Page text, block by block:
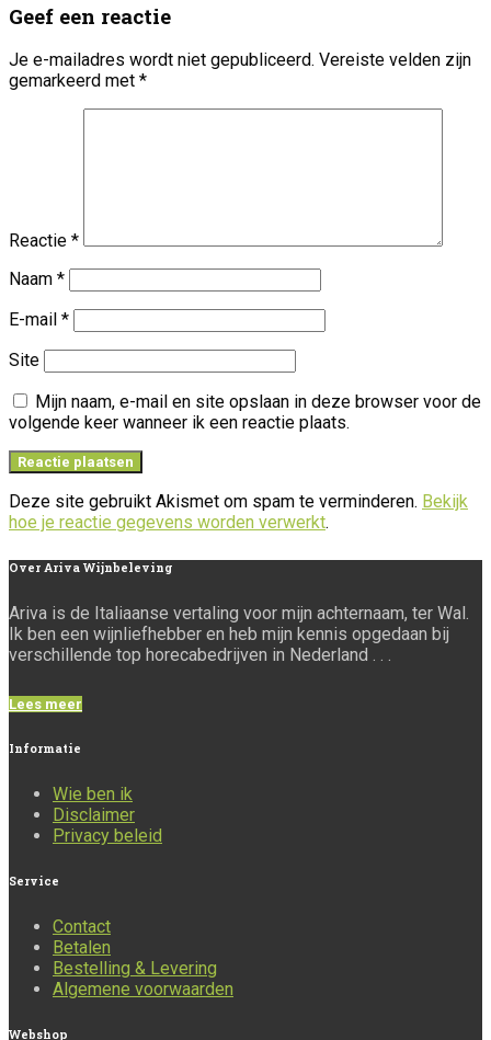
Geef een reactie
Je e-mailadres wordt niet gepubliceerd. Vereiste velden zijn
gemarkeerd met *
Reactie *
Naam *
E-mail *
Site
Mijn naam, e-mail en site opslaan in deze browser voor de
volgende keer wanneer ik een reactie plaats.
Deze site gebruikt Akismet om spam te verminderen. Bekijk
hoe je reactie gegevens worden verwerkt.
Over Ariva Wijnbeleving
Ariva is de Italiaanse vertaling voor mijn achternaam, ter Wal.
Ik ben een wijnliefhebber en heb mijn kennis opgedaan bij
verschillende top horecabedrijven in Nederland . . .
Lees meer
Informatie
Wie ben ik
Disclaimer
Privacy beleid
Service
Contact
Betalen
Bestelling & Levering
Algemene voorwaarden
Webshop